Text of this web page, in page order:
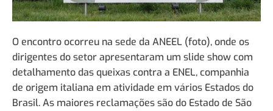
O encontro ocorreu na sede da ANEEL (foto), onde os
dirigentes do setor apresentaram um slide show com
detalhamento das queixas contra a ENEL, companhia
de origem italiana em atividade em vários Estados do
Brasil. As maiores reclamações são do Estado de São